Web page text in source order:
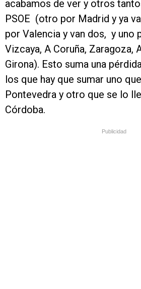
acabamos de ver y otros
PSOE (otro por Madrid y ya
por Valencia y van dos, y uno
Vizcaya, A Coruña, Zaragoza,
Girona). Esto suma una
los que hay que sumar uno
Pontevedra y otro que se lo
Córdoba.
Publicidad